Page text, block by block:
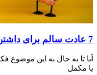
7 عادت سالم برای داشتن بدن سالم و ذهن آرام
آیا تا به حال به این
یا مکمل‌